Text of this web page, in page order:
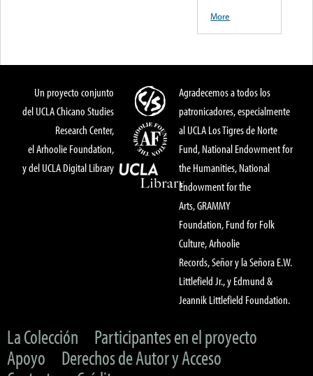
More
Un proyecto conjunto
del UCLA Chicano Studies
Research Center,
el Arhoolie Foundation,
y del UCLA Digital Library
Agradecemos a todos los
patronicadores, especialmente
al UCLA Los Tigres de Norte
Fund, National Endowment for
the Humanities, National
Endowment for the
Arts, GRAMMY
Foundation, Fund for Folk
Culture, Arhoolie
Records, Señor y la Señora E.W.
Littlefield Jr., y Edmund &
Jeannik Littlefield Foundation.
La Colección
Participantes en el proyecto
Apoyo
Derechos de Autor y Acceso